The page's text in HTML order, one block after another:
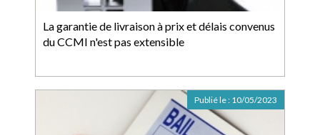
La garantie de livraison à prix et délais convenus
du CCMI n'est pas extensible
Publié le : 10/05/2023